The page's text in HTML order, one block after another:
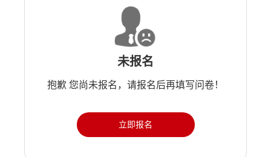
未报名
抱歉 您尚未报名，请报名后再填写问卷！
立即报名